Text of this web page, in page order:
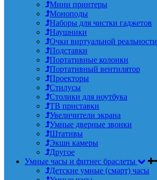
Мини принтеры
Моноподы
Наборы для чистки гаджетов
Наушники
Очки виртуальной реальности
Подставки
Портативные колонки
Портативный вентилятор
Проекторы
Стилусы
Столики для ноутбука
ТВ приставки
Увеличители экрана
Умные дверные звонки
Штативы
Экшн камеры
Другое
Умные часы и фитнес браслеты
Детские умные (смарт) часы